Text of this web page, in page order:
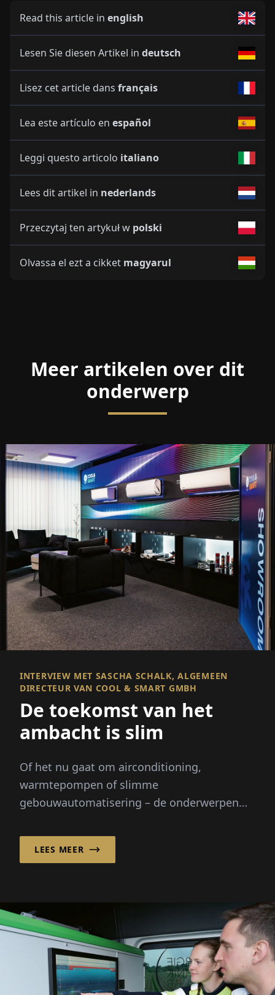
Read this article in english
Lesen Sie diesen Artikel in deutsch
Lisez cet article dans français
Lea este artículo en español
Leggi questo articolo italiano
Lees dit artikel in nederlands
Przeczytaj ten artykuł w polski
Olvassa el ezt a cikket magyarul
Meer artikelen over dit
onderwerp
INTERVIEW MET SASCHA SCHALK, ALGEMEEN
DIRECTEUR VAN COOL & SMART GMBH
De toekomst van het
ambacht is slim
Of het nu gaat om airconditioning,
warmtepompen of slimme
gebouwautomatisering – de onderwerpen
nooit tevoren. Stijgende energiekosten...
LEES MEER